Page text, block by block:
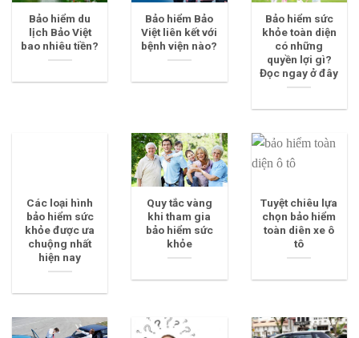
Bảo hiểm du
lịch Bảo Việt
bao nhiêu tiền?
Bảo hiểm Bảo
Việt liên kết với
bệnh viện nào?
Bảo hiểm sức
khỏe toàn diện
có những
quyền lợi gì?
Đọc ngay ở đây
Các loại hình
bảo hiểm sức
khỏe được ưa
chuộng nhất
hiện nay
Quy tắc vàng
khi tham gia
bảo hiểm sức
khỏe
Tuyệt chiêu lựa
chọn bảo hiểm
toàn diên xe ô
tô